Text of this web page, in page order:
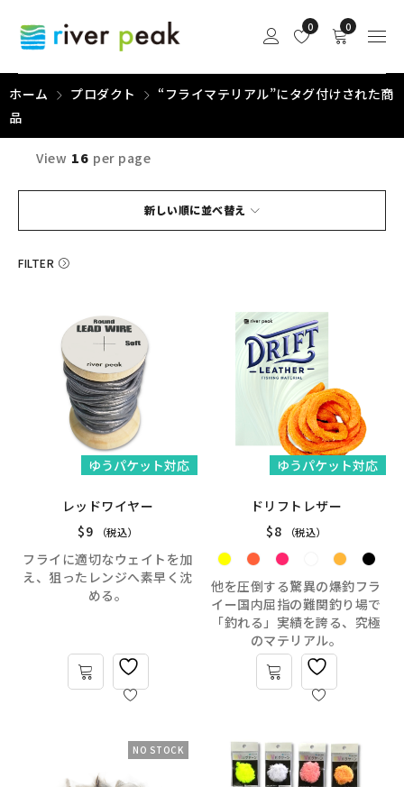
0
0
ホーム プロダクト
“フライマテリアル”にタグ付けされた商
品
FILTER
新しい順に並べ替え
View 16 per page
ゆうパケット対応
レッドワイヤー
$9 （税込）
フライに適切なウェイトを加
え、狙ったレンジへ素早く沈
める。
ゆうパケット対応
ドリフトレザー
$8 （税込）
他を圧倒する驚異の爆釣フラ
イー国内屈指の難関釣り場で
「釣れる」実績を誇る、究極
のマテリアル。
NO STOCK